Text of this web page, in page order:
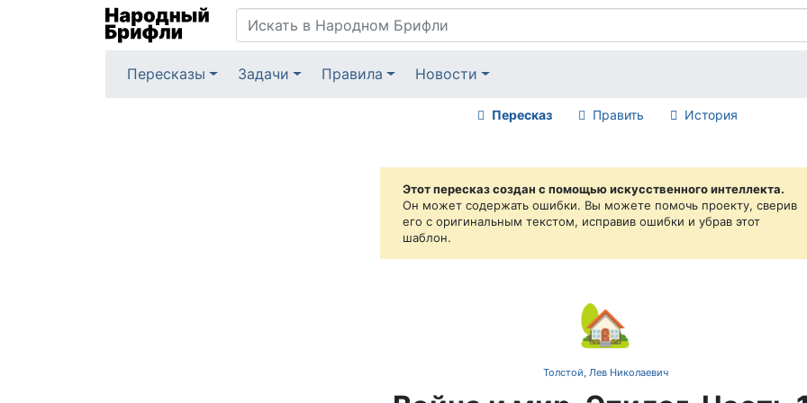
Пересказы Задачи Правила Новости
Пересказ Править История
Этот пересказ создан с помощью искусственного интеллекта.
Он может содержать ошибки. Вы можете помочь проекту, сверив
его с оригинальным текстом, исправив ошибки и убрав этот
шаблон.
🏡
Толстой, Лев Николаевич